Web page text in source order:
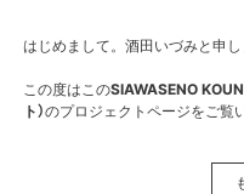
はじめまして。酒田いづみと申
この度はこのSIAWASENO
ト）のプロジェクトページをご覧